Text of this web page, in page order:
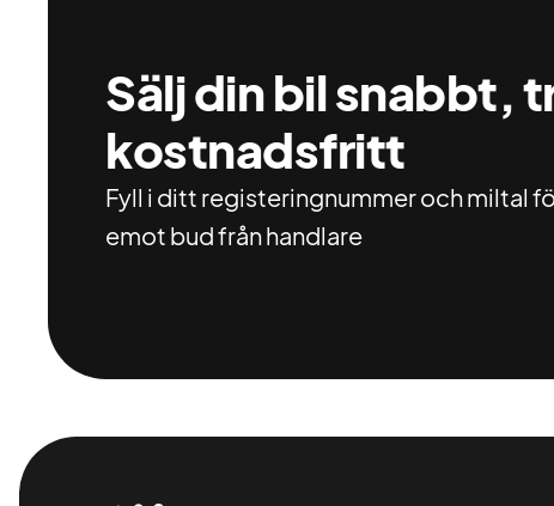
Sälj din bil snabbt,
kostnadsfritt
Fyll i ditt registeringnummer och miltal
emot bud från handlare